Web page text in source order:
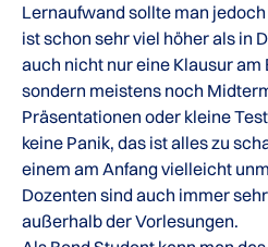
Lernaufwand sollte man
ist schon sehr viel höher als in
auch nicht nur eine Klausur am
sondern meistens noch
Präsentationen oder kleine
keine Panik, das ist alles zu
einem am Anfang vielleicht
Dozenten sind auch immer
außerhalb der Vorlesungen.